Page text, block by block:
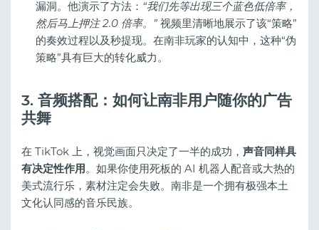
漏洞。他演示了方法： “我们先等出现三个蓝色低倍率，
然后马上押注 2.0 倍率。” 视频里清晰地展示了该“策略”
的奏效过程以及秒提现。在南非玩家的认知中，这种“伪
策略”具有巨大的转化威力。
3. 音频搭配：如何让南非用户随你的广告
共舞
在 TikTok 上，视觉画面只决定了一半的成功， 声音同样具
有决定性作用。如果你使用死板的 AI 机器人配音或大热的
美式流行乐，素材注定会失败。南非是一个拥有极强本土
文化认同感的音乐民族。